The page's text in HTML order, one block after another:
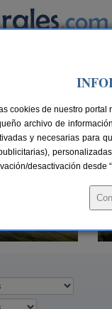
Busca
de
cookies de nuestro portal
archivo de
y necesarias para
desactivación desde